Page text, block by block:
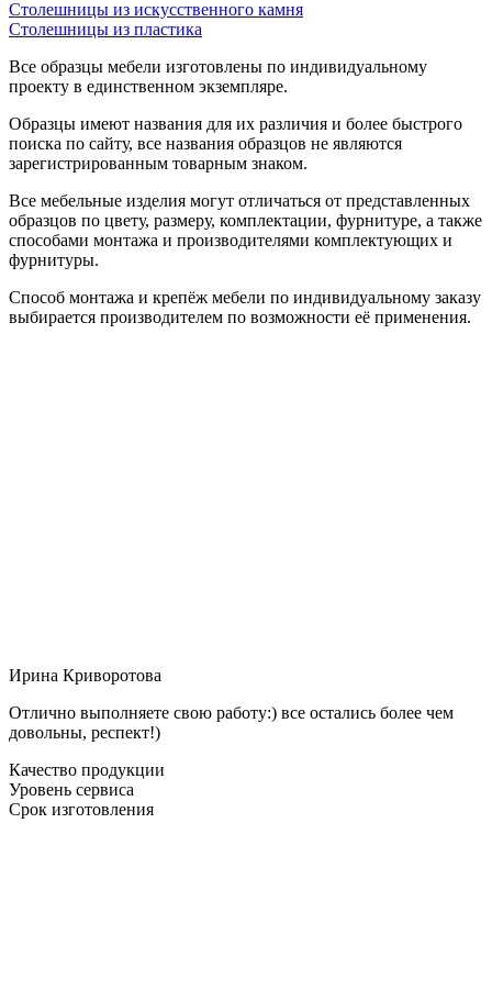
Столешницы из искусственного камня
Столешницы из пластика
Все образцы мебели изготовлены по индивидуальному
проекту в единственном экземпляре.
Образцы имеют названия для их различия и более быстрого
поиска по сайту, все названия образцов не являются
зарегистрированным товарным знаком.
Все мебельные изделия могут отличаться от представленных
образцов по цвету, размеру, комплектации, фурнитуре, а также
способами монтажа и производителями комплектующих и
фурнитуры.
Способ монтажа и крепёж мебели по индивидуальному заказу
выбирается производителем по возможности её применения.
Ирина Криворотова
Отлично выполняете свою работу:) все остались более чем
довольны, респект!)
Качество продукции
Уровень сервиса
Срок изготовления